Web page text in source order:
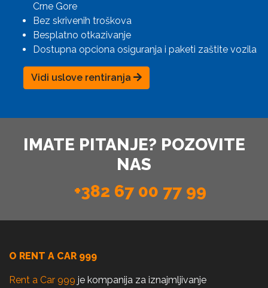
Crne Gore
Bez skrivenih troškova
Besplatno otkazivanje
Dostupna opciona osiguranja i paketi zaštite vozila
Vidi uslove rentiranja
IMATE PITANJE? POZOVITE
NAS
+382 67 00 77 99
O RENT A CAR 999
Rent a Car 999 je kompanija za iznajmljivanje